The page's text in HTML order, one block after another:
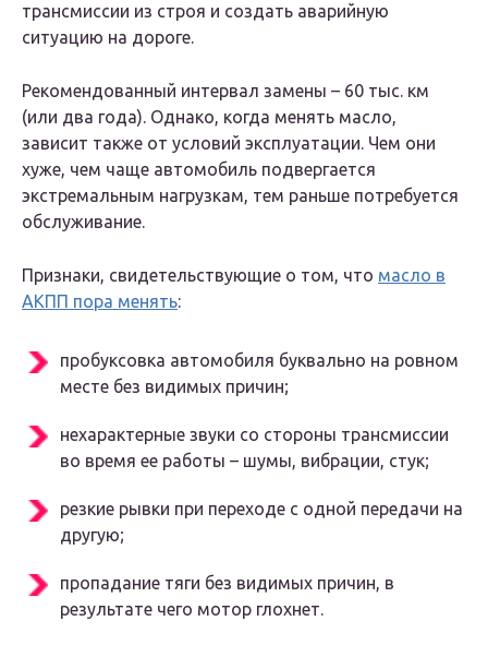
трансмиссии из строя и создать аварийную
ситуацию на дороге.
Рекомендованный интервал замены – 60 тыс. км
(или два года). Однако, когда менять масло,
зависит также от условий эксплуатации. Чем они
хуже, чем чаще автомобиль подвергается
экстремальным нагрузкам, тем раньше потребуется
обслуживание.
Признаки, свидетельствующие о том, что масло в
АКПП пора менять:
пробуксовка автомобиля буквально на ровном
месте без видимых причин;
нехарактерные звуки со стороны трансмиссии
во время ее работы – шумы, вибрации, стук;
резкие рывки при переходе с одной передачи на
другую;
пропадание тяги без видимых причин, в
результате чего мотор глохнет.